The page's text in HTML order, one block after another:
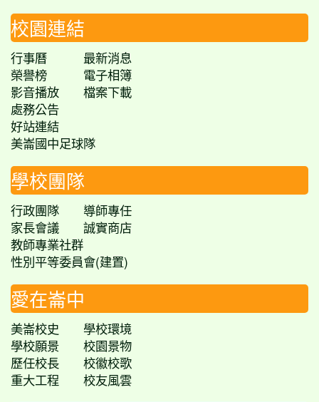
校園連結
行事曆
最新消息
榮譽榜
電子相簿
影音播放
檔案下載
處務公告
好站連結
美崙國中足球隊
學校團隊
行政團隊
導師專任
家長會議
誠實商店
教師專業社群
性別平等委員會(建置)
愛在崙中
美崙校史
學校環境
學校願景
校園景物
歷任校長
校徽校歌
重大工程
校友風雲